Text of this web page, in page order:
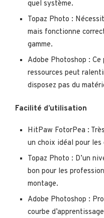
quel système.
Topaz Photo :
mais fonctionne
gamme.
Adobe Photoshop : Ce
ressources peut
disposez pas du
Facilité d’utilisation
HitPaw FotorPea :
un choix idéal pour
Topaz Photo : D’un
bon pour les
montage.
Adobe Photoshop :
courbe